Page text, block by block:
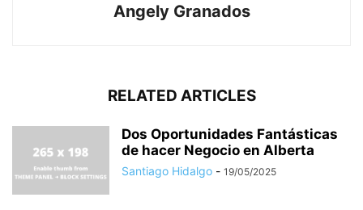
Angely Granados
RELATED ARTICLES
Dos Oportunidades Fantásticas
de hacer Negocio en Alberta
Santiago Hidalgo - 19/05/2025